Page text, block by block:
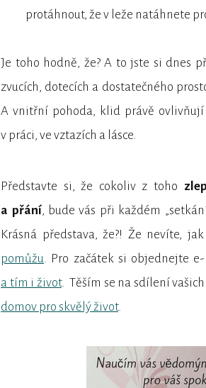
protáhnout, že v leže natáhnete
Je toho hodně, že? A to jste si dnes
zvucích, dotecích a dostatečného
A vnitřní pohoda, klid právě ovlivňují
v práci, ve vztazích a lásce.
Představte si, že cokoliv z toho
a přání, bude vás při každém
Krásná představa, že?! Že nevíte,
pomůžu. Pro začátek si objednejte
a tím i život. Těším se na sdílení
domov pro skvělý život.